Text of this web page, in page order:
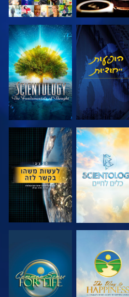
צפה בדוק את הסדרה
את הסדרה צפה
צפה צפה